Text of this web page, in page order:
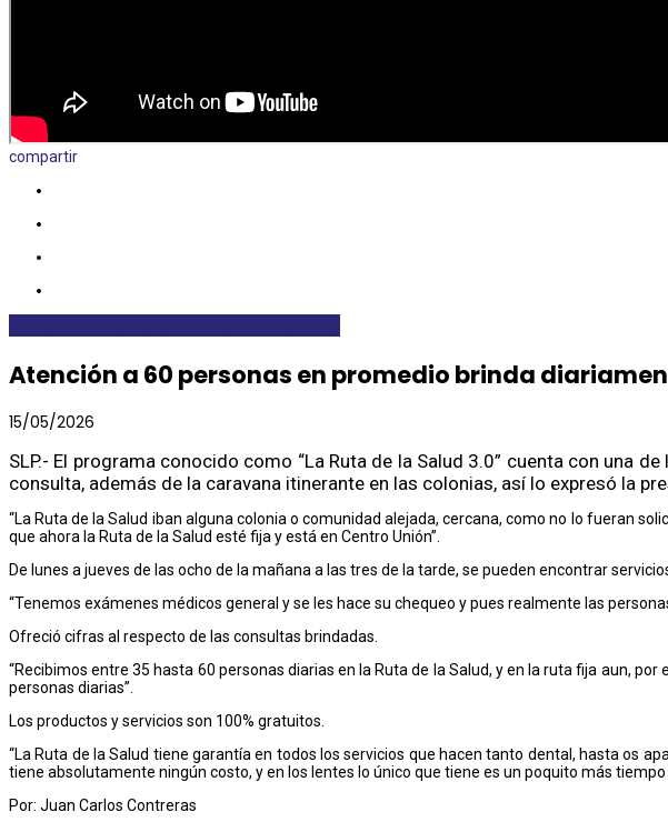
compartir
Atención a 60 personas en promedio brinda
15/05/2026
SLP.- El programa conocido como “La Ruta de la Salud 3.0” cuenta con
consulta, además de la caravana itinerante en las colonias, así lo expresó la
“La Ruta de la Salud iban alguna colonia o comunidad alejada, cercana, como no lo fueran
que ahora la Ruta de la Salud esté fija y está en Centro Unión”.
De lunes a jueves de las ocho de la mañana a las tres de la tarde, se pueden encontrar
“Tenemos exámenes médicos general y se les hace su chequeo y pues realmente las
Ofreció cifras al respecto de las consultas brindadas.
“Recibimos entre 35 hasta 60 personas diarias en la Ruta de la Salud, y en la ruta fija aun,
personas diarias”.
Los productos y servicios son 100% gratuitos.
“La Ruta de la Salud tiene garantía en todos los servicios que hacen tanto dental, hasta os
tiene absolutamente ningún costo, y en los lentes lo único que tiene es un poquito más tiempo
Por: Juan Carlos Contreras